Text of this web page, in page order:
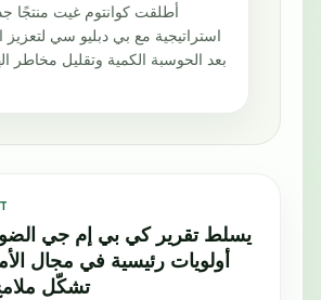
أطلقت كوانتوم غيت منتجًا
استراتيجية مع بي دبليو سي لتعزيز
بعد الحوسبة الكمية وتقليل مخاطر
يسلط تقرير كي بي إم جي
أولويات رئيسية في مجال
تشكّل ملامح